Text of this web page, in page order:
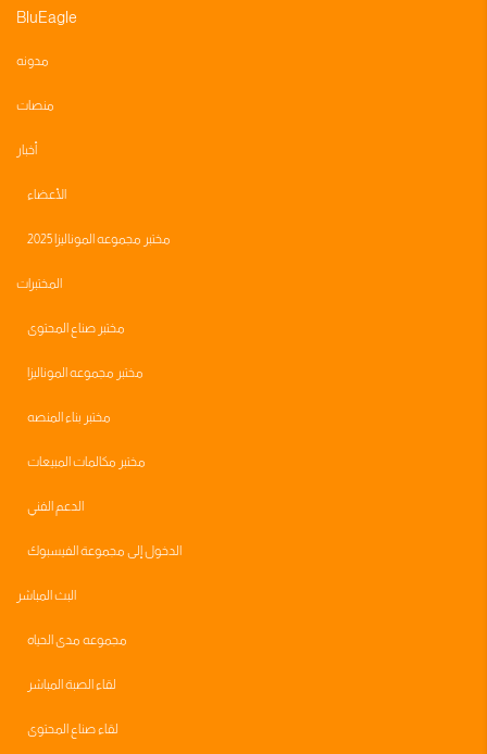
BluEagle
مدونه
منصات
أخبار
الأعضاء
مختبر مجموعه الموناليزا 2025
المختبرات
مختبر صناع المحتوى
مختبر مجموعه الموناليزا
مختبر بناء المنصه
مختبر مكالمات المبيعات
الدعم الفني
الدخول إلى مجموعة الفيسبوك
البث المباشر
مجموعه مدى الحياه
لقاء الصبة المباشر
لقاء صناع المحتوى